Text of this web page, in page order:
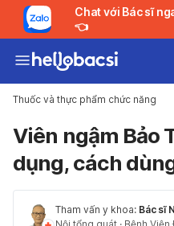
Chat với Bác sĩ ngay 👉 Nhận tư vấn
👈
Thuốc và thực phẩm chức năng
Viên ngậm Bảo
dụng, cách
Tham vấn y khoa: Bác sĩ